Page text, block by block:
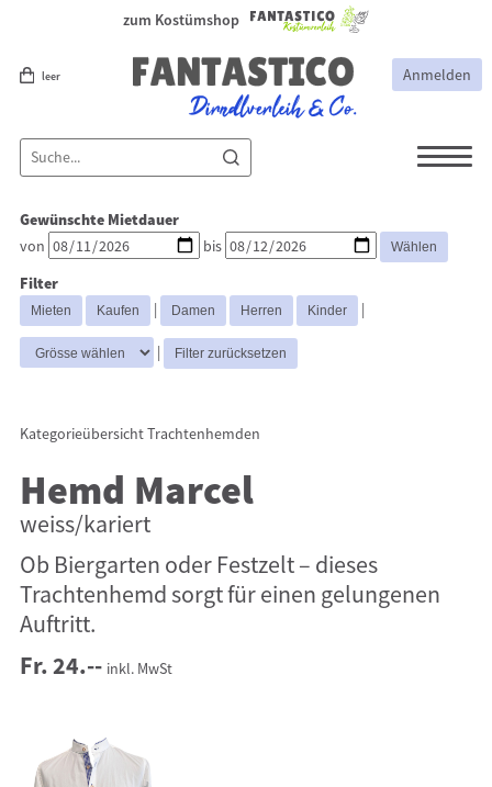
zum Kostümshop
leer Anmelden
Dirndl
Lederhosen Zubehör
Lederhosen
Kostüme
Hüte
Trachtenjacken
Trachtenhemden
Westen
Gewünschte Mietdauer
von bis
Filter
| |
|
KategorieübersichtTrachtenhemden
Hemd Marcel
weiss/kariert
Ob Biergarten oder Festzelt – dieses
Trachtenhemd sorgt für einen gelungenen
Auftritt.
Fr. 24.-- inkl. MwSt